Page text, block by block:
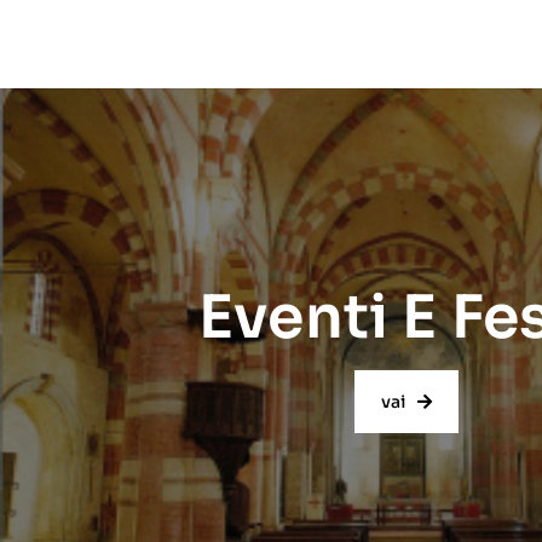
Eventi E
vai